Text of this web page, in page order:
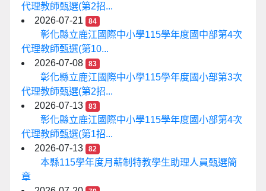
代理教師甄選(第2招...
2026-07-21
84
彰化縣立鹿江國際中小學115學年度國中部第4次
代理教師甄選(第10...
2026-07-08
83
彰化縣立鹿江國際中小學115學年度國小部第3次
代理教師甄選(第2招...
2026-07-13
83
彰化縣立鹿江國際中小學115學年度國小部第4次
代理教師甄選(第1招...
2026-07-13
82
本縣115學年度月薪制特教學生助理人員甄選簡
章